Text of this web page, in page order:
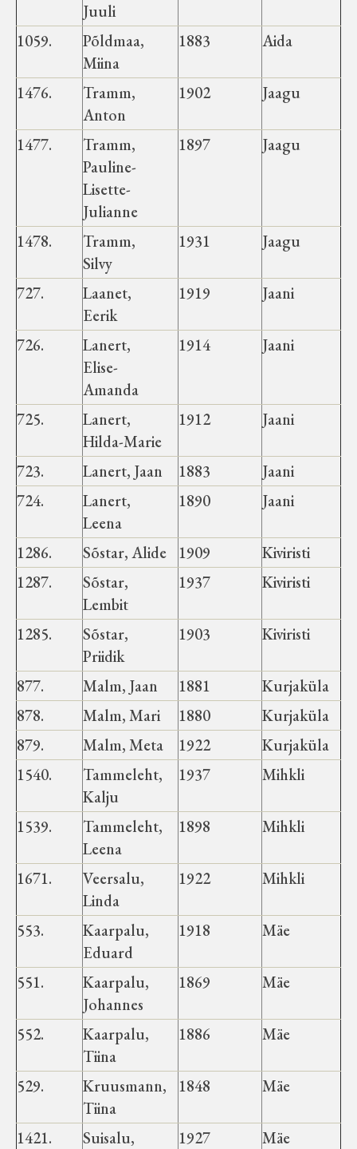
Õpperada
Muud koduloolist Velise mailt
Märjamaa ümbruse valdade
elanike nimekirjad seisuga
15.12.1938
Haimre vald
Koluvere-Kalju vald
Luiste vald
Märjamaa vald
Varbola vald
Velise vald
Vigala vald
Velise kultuuri ja hariduse selts
Virtuaalnäitused
Tagasiside
Koduleht on teoks saanud tänu Sillaotsa
Muuseumisõprade Seltsingu, Kohaliku
Omaalgatuse Programmi ja Märjamaa
Vallavalitsuse abile.
Juuli
1059.
Põldmaa,
Miina
1883 Aida
1476.
Tramm,
Anton
1902 Jaagu
1477.
Tramm,
Pauline-
Lisette-
Julianne
1897 Jaagu
1478.
Tramm,
Silvy
1931 Jaagu
727.
Laanet,
Eerik
1919 Jaani
726.
Lanert,
Elise-
Amanda
1914 Jaani
725.
Lanert,
Hilda-Marie
1912 Jaani
723. Lanert, Jaan 1883
Jaani
724.
Lanert,
Leena
1890 Jaani
1286. Sõstar, Alide 1909
Kiviristi
1287.
Sõstar,
Lembit
1937 Kiviristi
1285.
Sõstar,
Priidik
1903 Kiviristi
877. Malm, Jaan 1881
Kurjaküla
878.
Malm, Mari 1880
Kurjaküla
879.
Malm, Meta 1922
Kurjaküla
1540.
Tammeleht,
Kalju
1937 Mihkli
1539.
Tammeleht,
Leena
1898 Mihkli
1671.
Veersalu,
Linda
1922 Mihkli
553.
Kaarpalu,
Eduard
1918 Mäe
551.
Kaarpalu,
Johannes
1869 Mäe
552.
Kaarpalu,
Tiina
1886 Mäe
529.
Kruusmann,
Tiina
1848 Mäe
1421.
Suisalu,
1927 Mäe